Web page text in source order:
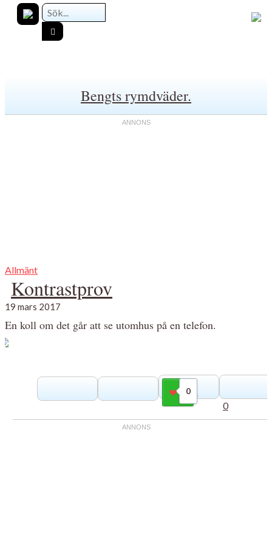
Bengts rymdväder.
Allmänt
Kontrastprov
19 mars 2017
En koll om det går att se utomhus på en telefon.
0
Gilla
0